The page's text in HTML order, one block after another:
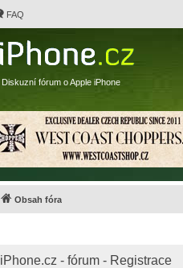
FAQ
Diskuzní fórum o Apple iPhone
Obsah fóra
iPhone.cz - fórum - Registrace